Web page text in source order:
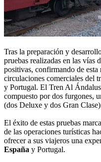
Tras la preparación y
pruebas realizadas en las vías
positivas, confirmando de
circulaciones comerciales del
y Portugal. El Tren Al
compuesto por dos furgones,
(dos Deluxe y dos Gran
El éxito de estas pruebas
de las operaciones turísticas
ofrecer a sus viajeros una
España y Portugal.